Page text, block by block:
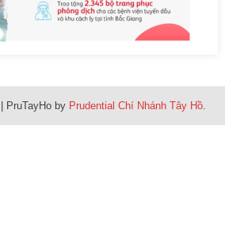
PruTayHo by Prudential Chí Nhánh Tây Hồ.